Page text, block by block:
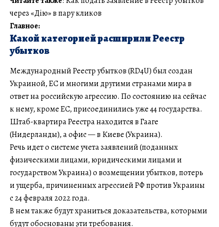
через «Дію» в пару кликов
Главное:
Какой категорией расширили Реестр
убытков
Международный Реестр убытков (RD4U) был создан
Украиной, ЕС и многими другими странами мира в
ответ на российскую агрессию. По состоянию на сейчас
к нему, кроме ЕС, присоединились уже 44 государства.
Штаб-квартира Реестра находится в Гааге
(Нидерланды), а офис — в Киеве (Украина).
Речь идет о системе учета заявлений (поданных
физическими лицами, юридическими лицами и
государством Украина) о возмещении убытков, потерь
и ущерба, причиненных агрессией РФ против Украины
с 24 февраля 2022 года.
В нем также будут храниться доказательства, которыми
будут обоснованы эти требования.